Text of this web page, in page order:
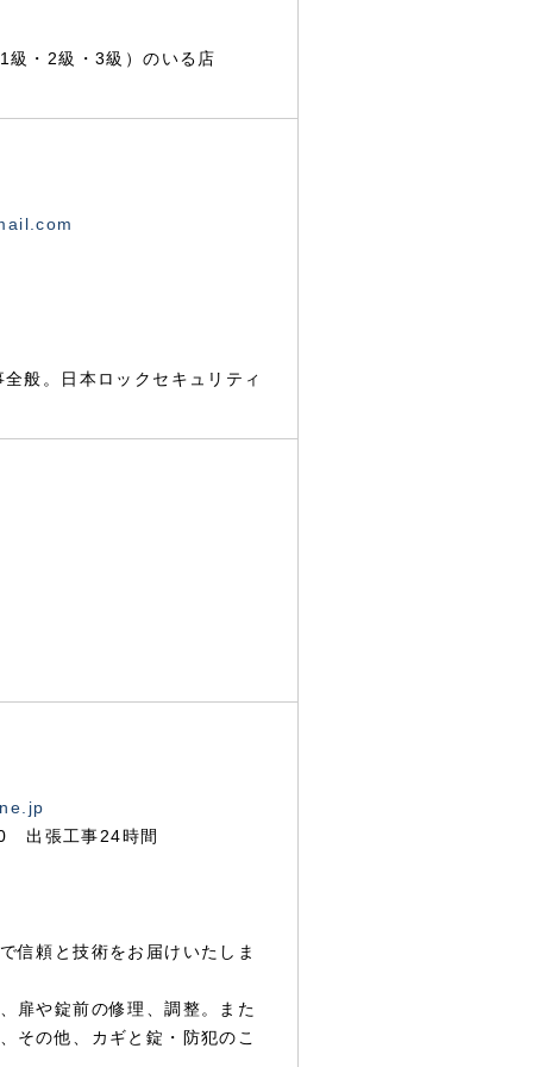
・2級・3級）のいる店
般。日本ロックセキュリティ
出張工事24時間
信頼と技術をお届けいたしま
扉や錠前の修理、調整。また
その他、カギと錠・防犯のこ